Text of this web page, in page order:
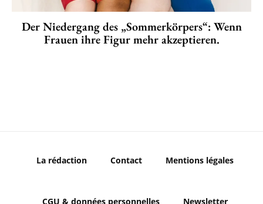
Der Niedergang des „Sommerkörpers“: Wenn
Frauen ihre Figur mehr akzeptieren.
La rédaction Contact Mentions légales
CGU & données personnelles Newsletter